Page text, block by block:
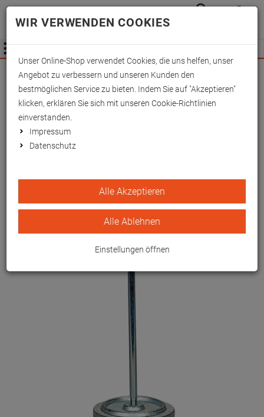
Wichtige Änderung für Fachhändler zum
01.09.2026 -Mehr Informationen hier
Anmelden
Menü
Einzelständer
WIR VERWENDEN COOKIES
Unser Online-Shop verwendet Cookies, die uns helfen, unser
Angebot zu verbessern und unseren Kunden den
bestmöglichen Service zu bieten. Indem Sie auf "Akzeptieren"
klicken, erklären Sie sich mit unseren Cookie-Richtlinien
einverstanden.
Impressum
Datenschutz
Alle Akzeptieren
Alle Ablehnen
Einstellungen öffnen